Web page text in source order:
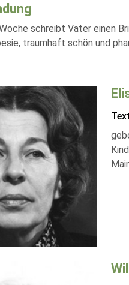
schreibt Vater einen
traumhaft schön und